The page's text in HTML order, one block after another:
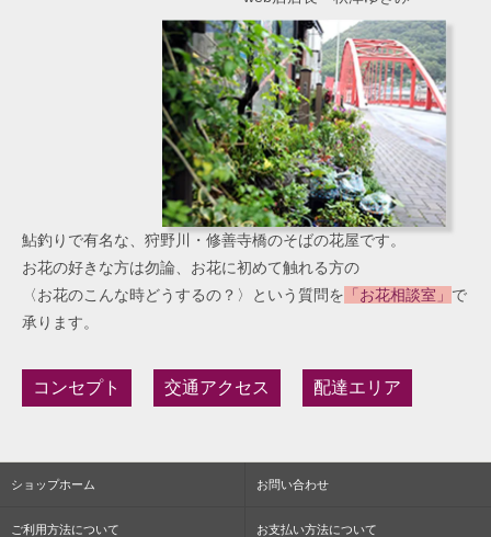
鮎釣りで有名な、狩野川・修善寺橋のそばの花屋です。
お花の好きな方は勿論、お花に初めて触れる方の
〈お花のこんな時どうするの？〉という質問を 「お花相談室」 で
承ります。
コンセプト 交通アクセス 配達エリア
ショップホーム お問い合わせ
ご利用方法について お支払い方法について